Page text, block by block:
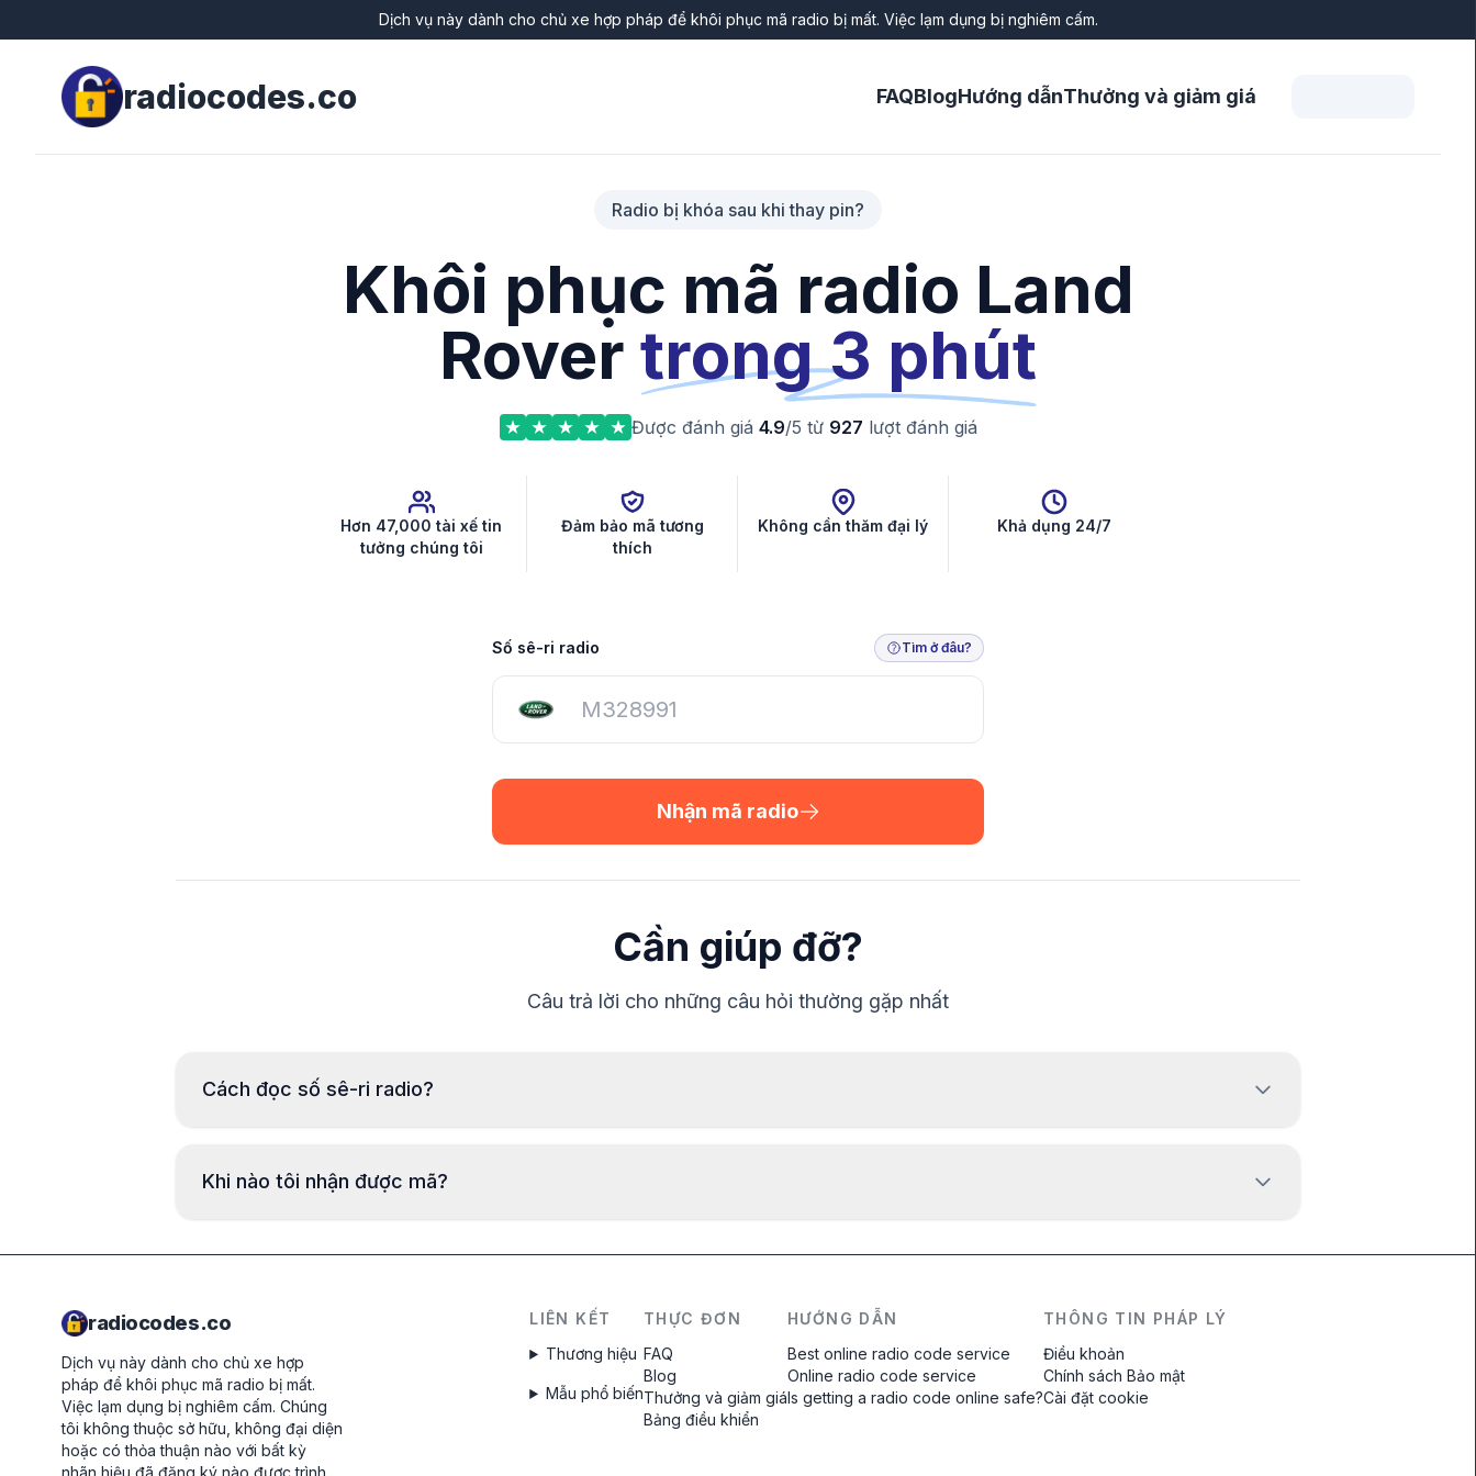
Dịch vụ này dành cho chủ xe hợp pháp để khôi phục mã radio bị mất. Việc lạm dụng bị nghiêm cấm.
radiocodes.co FAQBlogHướng dẫnThưởng và giảm giá
Radio bị khóa sau khi thay pin?
Khôi phục mã radio Land
Rover trong 3 phút
Được đánh giá 4.9/5 từ 927 lượt đánh giá
Hơn 47,000 tài xế tin
tưởng chúng tôi
Đảm bảo mã tương
thích
Không cần thăm đại lý Khả dụng 24/7
Số sê-ri radio Tìm ở đâu?
Nhận mã radio
Cần giúp đỡ?
Câu trả lời cho những câu hỏi thường gặp nhất
Cách đọc số sê-ri radio?
Khi nào tôi nhận được mã?
Mã sẽ được cung cấpngay lập tứcsau khi
radiocodes.co
Dịch vụ này dành cho chủ xe hợp
pháp để khôi phục mã radio bị mất.
Việc lạm dụng bị nghiêm cấm. Chúng
tôi không thuộc sở hữu, không đại diện
hoặc có thỏa thuận nào với bất kỳ
nhãn hiệu đã đăng ký nào được trình
LIÊN KẾT
Thương hiệu
Mẫu phổ biến
THỰC ĐƠN
FAQ
Blog
Thưởng và giảm giá
Bảng điều khiển
HƯỚNG DẪN
Best online radio code service
Online radio code service
Is getting a radio code online safe?
THÔNG TIN PHÁP LÝ
Điều khoản
Chính sách Bảo mật
Cài đặt cookie